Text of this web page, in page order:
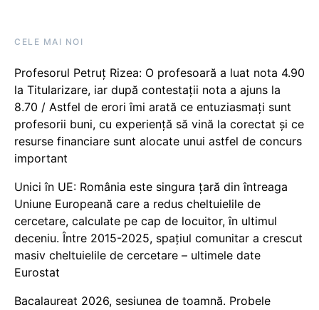
CELE MAI NOI
Profesorul Petruț Rizea: O profesoară a luat nota 4.90
la Titularizare, iar după contestații nota a ajuns la
8.70 / Astfel de erori îmi arată ce entuziasmați sunt
profesorii buni, cu experiență să vină la corectat și ce
resurse financiare sunt alocate unui astfel de concurs
important
Unici în UE: România este singura țară din întreaga
Uniune Europeană care a redus cheltuielile de
cercetare, calculate pe cap de locuitor, în ultimul
deceniu. Între 2015-2025, spațiul comunitar a crescut
masiv cheltuielile de cercetare – ultimele date
Eurostat
Bacalaureat 2026, sesiunea de toamnă. Probele